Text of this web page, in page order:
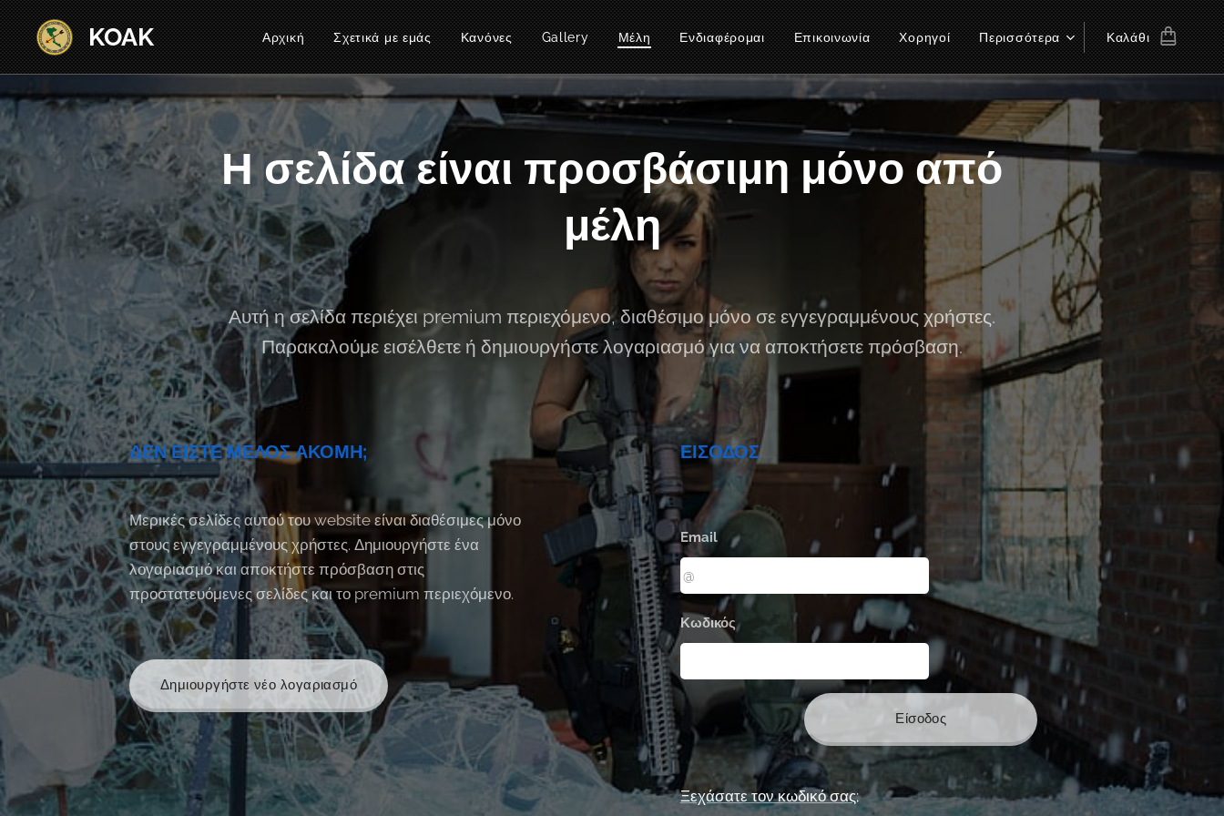
KOAK Αρχική Σχετικά με εμάς Κανόνες Gallery Μέλη Ενδιαφέρομαι Επικοινωνία Χορηγοί Περισσότερα Καλάθι
Η σελίδα είναι προσβάσιμη μόνο από
μέλη
Αυτή η σελίδα περιέχει premium περιεχόμενο, διαθέσιμο μόνο σε εγγεγραμμένους χρήστες.
Παρακαλούμε εισέλθετε ή δημιουργήστε λογαριασμό για να αποκτήσετε πρόσβαση.
ΔΕΝ ΕΙΣΤΕ ΜΕΛΟΣ ΑΚΟΜΗ;
Μερικές σελίδες αυτού του website είναι διαθέσιμες μόνο
στους εγγεγραμμένους χρήστες. Δημιουργήστε ένα
λογαριασμό και αποκτήστε πρόσβαση στις
προστατευόμενες σελίδες και το premium περιεχόμενο.
Δημιουργήστε νέο λογαριασμό
ΕΙΣΟΔΟΣ
Email
Κωδικός
Είσοδος
Ξεχάσατε τον κωδικό σας;